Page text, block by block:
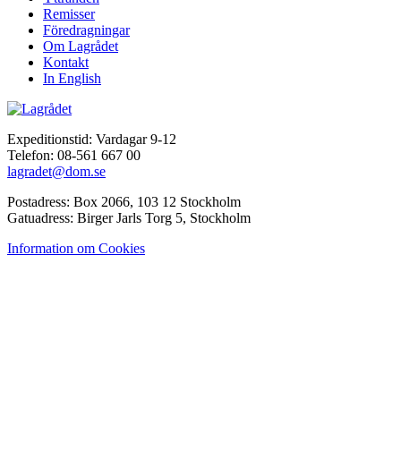
Remisser
Föredragningar
Om Lagrådet
Kontakt
In English
Expeditionstid: Vardagar 9-12
Telefon: 08-561 667 00
lagradet@dom.se
Postadress: Box 2066, 103 12 Stockholm
Gatuadress: Birger Jarls Torg 5, Stockholm
Information om Cookies